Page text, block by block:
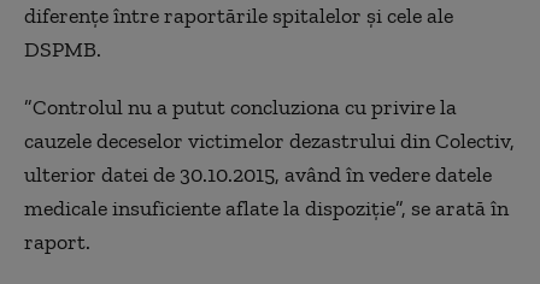
diferenţe între raportările spitalelor şi cele ale
DSPMB.
”Controlul nu a putut concluziona cu privire la
cauzele deceselor victimelor dezastrului din Colectiv,
ulterior datei de 30.10.2015, având în vedere datele
medicale insuficiente aflate la dispoziţie”, se arată în
raport.